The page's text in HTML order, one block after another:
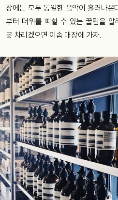
장에는 모두 동일한 음악이 흘러나온
부터 더위를 피할 수 있는 꿀팁을 알
못 차리겠으면 이솝 매장에 가자.